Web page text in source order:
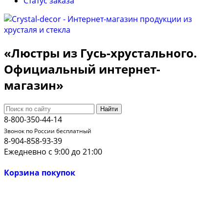
«Люстры из Гусь-хрустального.
Официальный интернет-
магазин»
Найти
8-800-350-44-14
Звонок по России бесплатный
8-904-858-93-39
Ежедневно с 9:00 до 21:00
Корзина покупок